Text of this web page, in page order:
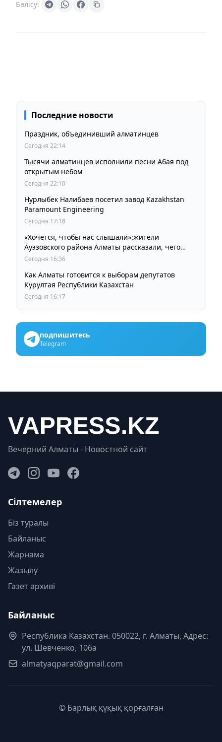
Бөлісу:
Последние новости
Праздник, объединивший алматинцев
Сегодня 22:14
Тысячи алматинцев исполнили песни Абая под
открытым небом
Сегодня 22:10
Нурлыбек Налибаев посетил завод Kazakhstan
Paramount Engineering
Сегодня 17:18
«Хочется, чтобы нас слышали»:жители
Ауэзовского района Алматы рассказали, чего
ждут от выборов депутатов Курултая
Сегодня 16:36
Как Алматы готовится к выборам депутатов
Курултая Республики Казахстан
Сегодня 16:17
подпишитесь
Telegram
Вечерний Алматы - Новостной сайт
Сілтемелер
Біз туралы
Байланыс
Жарнама
Жазылу
Газет архиві
Байланыс
Республика Казахстан. 050022, г. Алматы, Адрес:
ул. Шевченко, 106а
almatyaqparat@gmail.com
© Барлық құқық қорғалған